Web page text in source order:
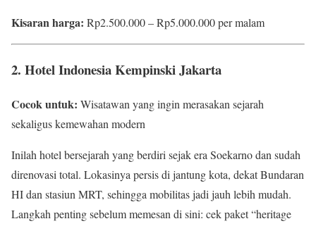
Kisaran harga: Rp2.500.000 – Rp5.000.000 per malam
2. Hotel Indonesia Kempinski Jakarta
Cocok untuk: Wisatawan yang ingin merasakan sejarah
sekaligus kemewahan modern
Inilah hotel bersejarah yang berdiri sejak era Soekarno dan sudah
direnovasi total. Lokasinya persis di jantung kota, dekat Bundaran
HI dan stasiun MRT, sehingga mobilitas jadi jauh lebih mudah.
Langkah penting sebelum memesan di sini: cek paket “heritage